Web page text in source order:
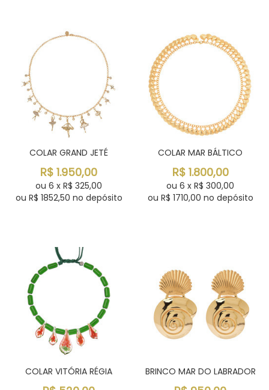
COLAR GRAND JETÉ
R$ 1.950,00
ou 6 x R$ 325,00
ou R$ 1852,50 no depósito
COLAR MAR BÁLTICO
R$ 1.800,00
ou 6 x R$ 300,00
ou R$ 1710,00 no depósito
COLAR VITÓRIA RÉGIA BRINCO MAR DO LABRADOR